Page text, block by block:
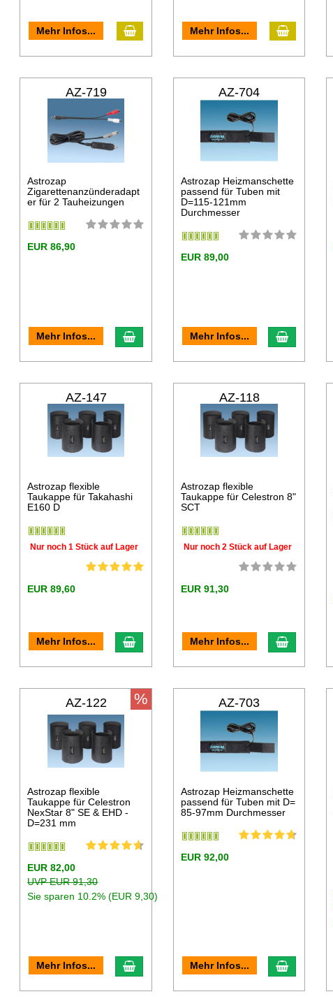
Mehr Infos... Mehr Infos...
AZ-719
Astrozap
Zigarettenanzünderadapt
er für 2 Tauheizungen
EUR 86,90
Mehr Infos...
AZ-704
Astrozap Heizmanschette
passend für Tuben mit
D=115-121mm
Durchmesser
EUR 89,00
Mehr Infos...
AZ-147
Astrozap flexible
Taukappe für Takahashi
E160 D
Nur noch 1 Stück auf Lager
EUR 89,60
Mehr Infos...
AZ-118
Astrozap flexible
Taukappe für Celestron 8"
SCT
Nur noch 2 Stück auf Lager
EUR 91,30
Mehr Infos...
AZ-122
Astrozap flexible
Taukappe für Celestron
NexStar 8" SE & EHD -
D=231 mm
EUR 82,00
UVP EUR 91,30
Sie sparen 10.2% (EUR 9,30)
Mehr Infos...
% AZ-703
Astrozap Heizmanschette
passend für Tuben mit D=
85-97mm Durchmesser
EUR 92,00
Mehr Infos...